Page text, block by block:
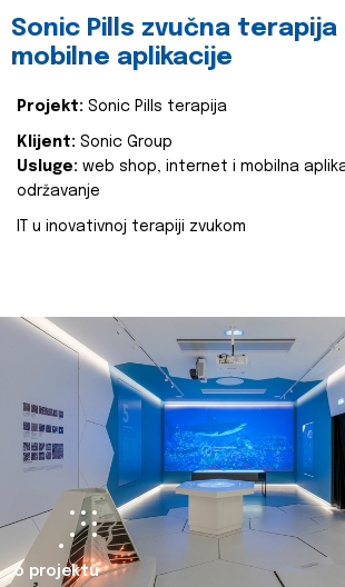
Sonic Pills zvučna terapija
mobilne aplikacije
Projekt: Sonic Pills terapija
Klijent: Sonic Group
Usluge: web shop, internet i mobilna
održavanje
IT u inovativnoj terapiji zvukom
o projektu